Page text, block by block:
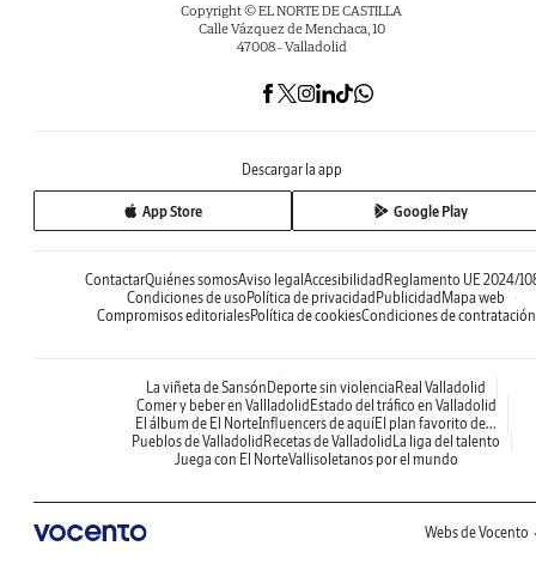
Copyright © EL NORTE DE CASTILLA
Calle Vázquez de Menchaca, 10
47008 - Valladolid
Descargar la app
App Store Google Play
ContactarQuiénes somosAviso legal Accesibilidad Reglamento UE 2024/
Condiciones de uso Política de privacidad Publicidad Mapa web
Compromisos editorialesPolítica de cookiesCondiciones de contratación
La viñeta de Sansón Deporte sin violencia Real Valladolid
Comer y beber en Vallladolid Estado del tráfico en Valladolid
El álbum de El NorteInfluencers de aquíEl plan favorito de...
Pueblos de Valladolid Recetas de Valladolid La liga del talento
Juega con El NorteVallisoletanos por el mundo
Webs de Vocento